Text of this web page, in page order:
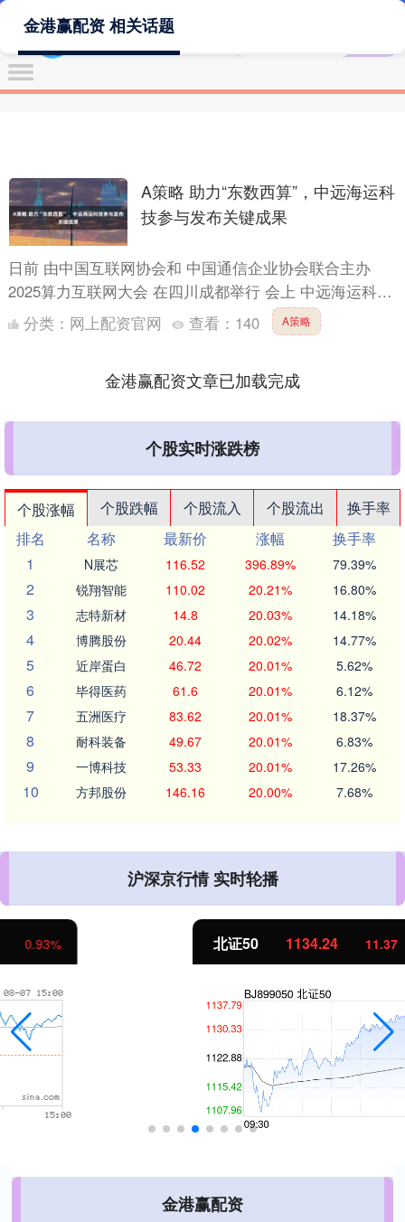
金港赢配资 相关话题
A策略 助力“东数西算”，中远海运科
技参与发布关键成果
日前 由中国互联网协会和 中国通信企业协会联合主办
2025算力互联网大会 在四川成都举行 会上 中远海运科技
携手 中国信通院、上海电信、华为公司 共同发布 国....
分类： 网上配资官网 查看： 140 A策略
金港赢配资文章已加载完成
个股实时涨跌榜
个股涨幅 个股跌幅 个股流入 个股流出
换手率
排名
名称 最新价 涨幅
换手率
1
N展芯 116.52 396.89% 79.39%
2 锐翔智能 110.02 20.21% 16.80%
3 志特新材 14.8 20.03% 14.18%
4 博腾股份 20.44 20.02% 14.77%
5 近岸蛋白 46.72 20.01% 5.62%
6 毕得医药 61.6 20.01% 6.12%
7 五洲医疗 83.62 20.01% 18.37%
8 耐科装备 49.67 20.01% 6.83%
9 一博科技 53.33 20.01% 17.26%
10 方邦股份 146.16 20.00% 7.68%
沪深京行情 实时轮播
11.37 1.01%
金港赢配资